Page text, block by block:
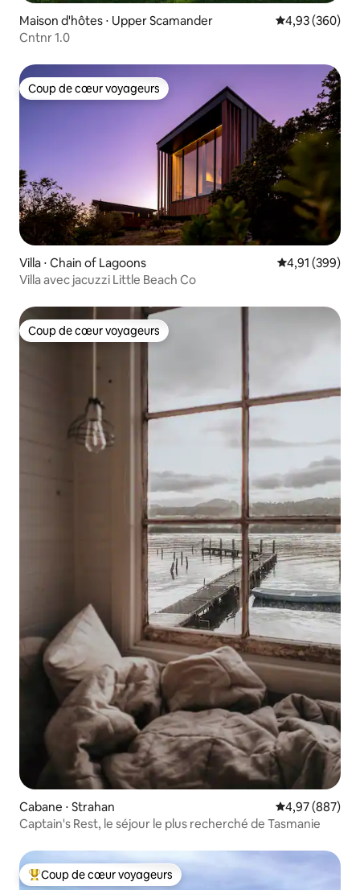
Maison d'hôtes ⋅ Upper Scamander Évaluation
4,93 (360)
Cntnr 1.0
Coup de cœur voyageurs
Coup de cœur voyageurs
Villa ⋅ Chain of Lagoons Évaluation
4,91 (399)
Villa avec jacuzzi Little Beach Co
Coup de cœur voyageurs
Coup de cœur voyageurs
Cabane ⋅ Strahan Évaluation
4,97 (887)
Captain's Rest, le séjour le plus recherché de Tasmanie
Coups de cœur voyageurs les plus appréciés
Coup de cœur voyageurs